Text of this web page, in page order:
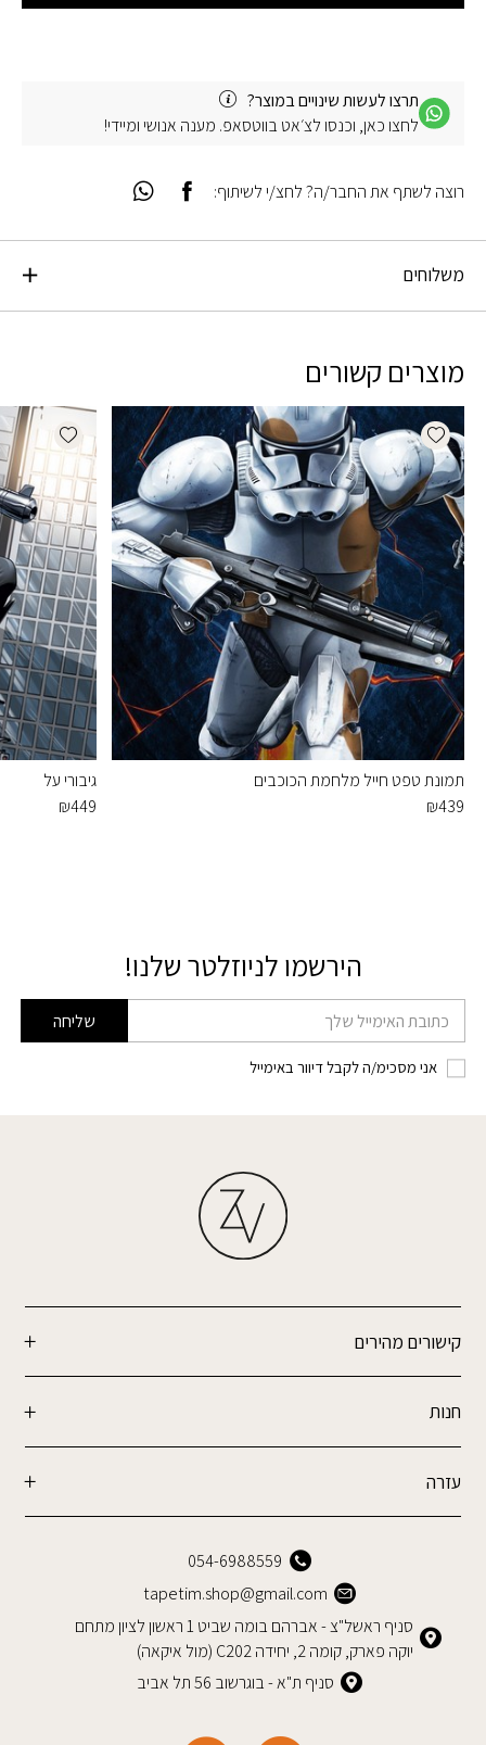
תרצו לעשות שינויים במוצר?
לחצו כאן, וכנסו לצ׳אט בווטסאפ. מענה אנושי ומיידי!
משלוחים
רוצה לשתף את החבר/ה? לחצ/י לשיתוף:
מוצרים קשורים
Add wishlist
תמונת טפט חייל מלחמת הכוכבים
₪439
wishlist
גיבורי על
₪449
הירשמו לניוזלטר שלנו!
דוא׳׳ל שליחה
אני מסכימ/ה לקבל דיוור באימייל
קישורים מהירים
חנות
עזרה
054-6988559
tapetim.shop@gmail.com
סניף ראשל"צ - אברהם בומה שביט 1 ראשון לציון מתחם
יוקה פארק, קומה 2, יחידה C202 (מול איקאה)
סניף ת"א - בוגרשוב 56 תל אביב